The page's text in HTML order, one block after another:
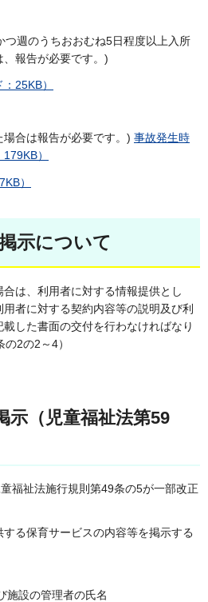
つ週のうちおおむね5日程度以上入所
、報告が必要です。)
25KB）
合は報告が必要です。) 事故発生時
）
）
示について
は、利用者に対する情報提供とし
者に対する契約内容等の説明及び利
した書面の交付を行わなければなり
2の2～4）
示（児童福祉法第59
福祉法施行規則第49条の5が一部改正
る保育サービスの内容等を掲示する
施設の管理者の氏名